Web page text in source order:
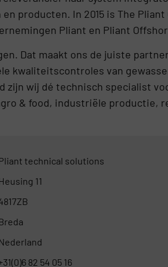
producten. In 2015 is The Pliant
Pliant en Pliant
Dat maakt ons de juiste
kwaliteitscontroles van
zijn wij dé technisch specialist
& food, industriële productie,
technical solutions
11
82 54 05 16